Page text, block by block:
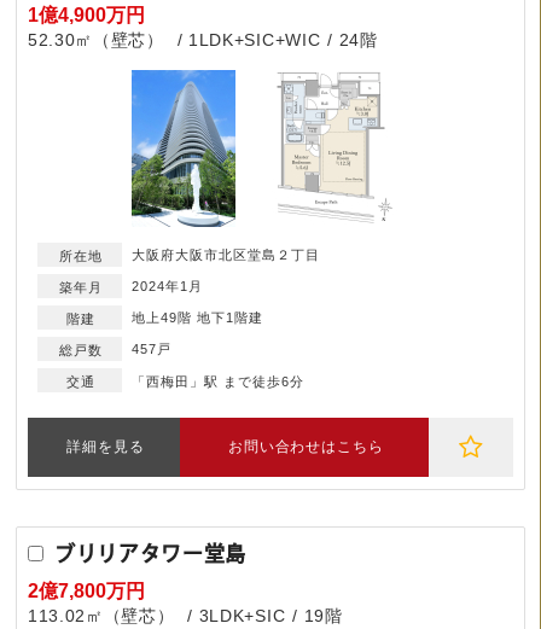
1億4,900万円
52.30㎡（壁芯） 1LDK+SIC+WIC 24階
大阪府大阪市北区堂島２丁目
2024年1月
地上49階 地下1階建
457戸
「西梅田」駅 まで徒歩6分
詳細を見る お問い合わせはこちら
ブリリアタワー堂島
2億7,800万円
113.02㎡（壁芯） 3LDK+SIC 19階